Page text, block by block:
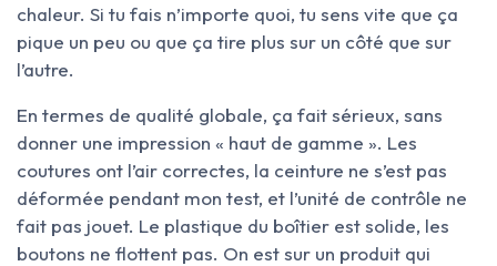
chaleur. Si tu fais n’importe quoi, tu sens vite que ça
pique un peu ou que ça tire plus sur un côté que sur
l’autre.
En termes de qualité globale, ça fait sérieux, sans
donner une impression « haut de gamme ». Les
coutures ont l’air correctes, la ceinture ne s’est pas
déformée pendant mon test, et l’unité de contrôle ne
fait pas jouet. Le plastique du boîtier est solide, les
boutons ne flottent pas. On est sur un produit qui